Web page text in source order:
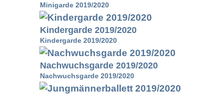
Minigarde 2019/2020
Kindergarde 2019/2020
Kindergarde 2019/2020
Nachwuchsgarde 2019/2020
Nachwuchsgarde 2019/2020